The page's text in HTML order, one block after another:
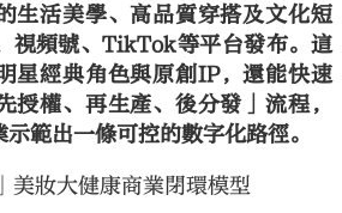
生活美學、高品質穿搭及文化短
視頻號、TikTok等平台發布。這
星經典角色與原創IP，還能快速
授權、再生產、後分發」流程，
範出一條可控的數字化路徑。
」美妝大健康商業閉環模型